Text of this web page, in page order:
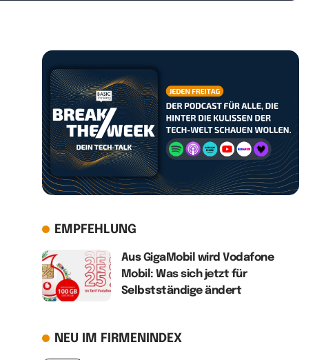
EMPFEHLUNG
Aus GigaMobil wird Vodafone
Mobil: Was sich jetzt für
Selbstständige ändert
NEU IM FIRMENINDEX